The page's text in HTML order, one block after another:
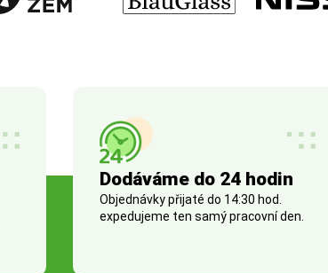
Dodáváme do 24 hodin
Objednávky přijaté do 14:30 hod.
expedujeme ten samý pracovní den.